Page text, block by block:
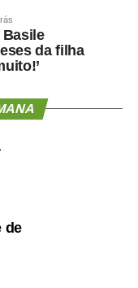
Basile
da filha
de